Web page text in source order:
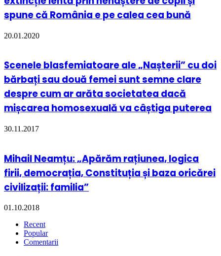
spune că România e pe calea cea bună
20.01.2020
Scenele blasfemiatoare ale „Nașterii” cu doi
bărbați sau două femei sunt semne clare
despre cum ar arăta societatea dacă
mișcarea homosexuală va câștiga puterea
30.11.2017
Mihail Neamțu: „Apărăm rațiunea, logica
firii, democrația, Constituția și baza oricărei
civilizații: familia”
01.10.2018
Recent
Popular
Comentarii